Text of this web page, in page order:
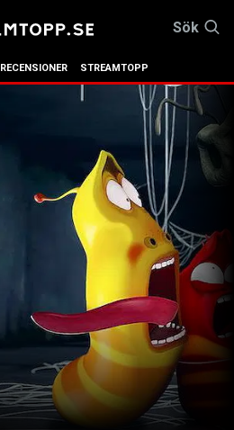
Sök
RECENSIONER STREAMTOPP